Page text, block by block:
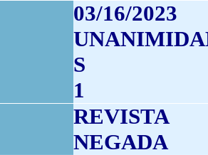
03/16/2023
S
1
REVISTA
NEGADA